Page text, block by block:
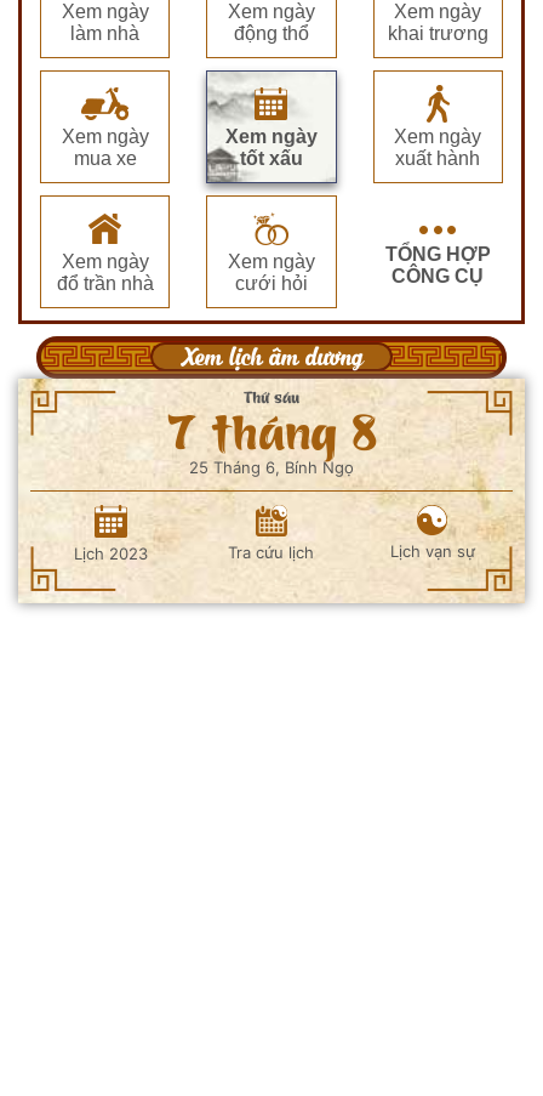
Xem ngày
làm nhà
Xem ngày
động thổ
Xem ngày
khai trương
Xem ngày
mua xe
Xem ngày
tốt xấu
Xem ngày
xuất hành
Xem ngày
đổ trần nhà
Xem ngày
cưới hỏi
TỔNG HỢP
CÔNG CỤ
Xem lịch âm dương
Thứ sáu
7 tháng 8
25 Tháng 6, Bính Ngọ
Lịch 2023 Tra cứu lịch Lịch vạn sự